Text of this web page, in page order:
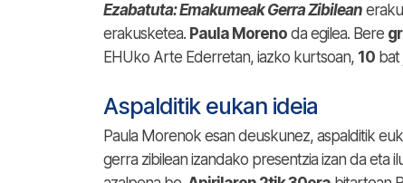
Ezabatuta: Emakumeak Gerra Zibilean
erakusketea. Paula Moreno da egilea. Bere
EHUko Arte Ederretan, iazko kurtsoan, 10
Aspalditik eukan ideia
Paula Morenok esan deuskunez, aspalditik
gerra zibilean izandako presentzia izan da